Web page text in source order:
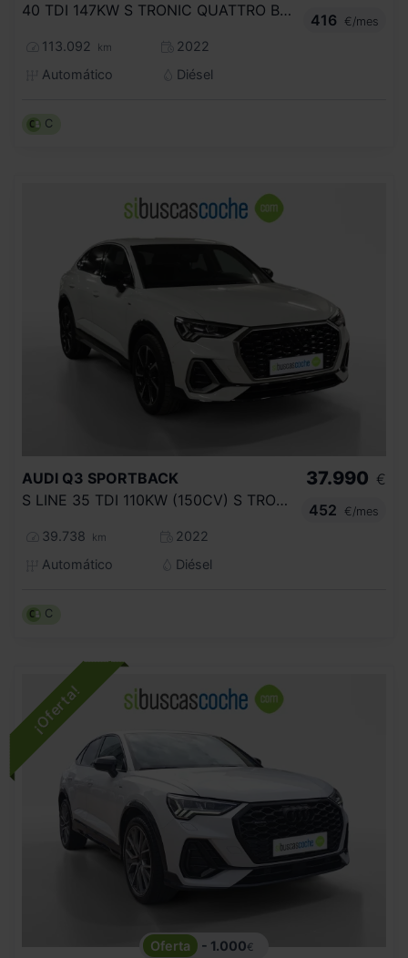
40 TDI 147KW S TRONIC QUATTRO BLACK LINE
113.092 km
2022
Automático
Diésel
416
€/mes
C
AUDI Q3 SPORTBACK
S LINE 35 TDI 110KW (150CV) S TRONIC
39.738 km
2022
Automático
Diésel
37.990 €
452
€/mes
C
- 1.000€